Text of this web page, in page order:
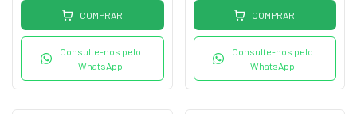
COMPRAR
Consulte-nos pelo
WhatsApp
COMPRAR
Consulte-nos pelo
WhatsApp